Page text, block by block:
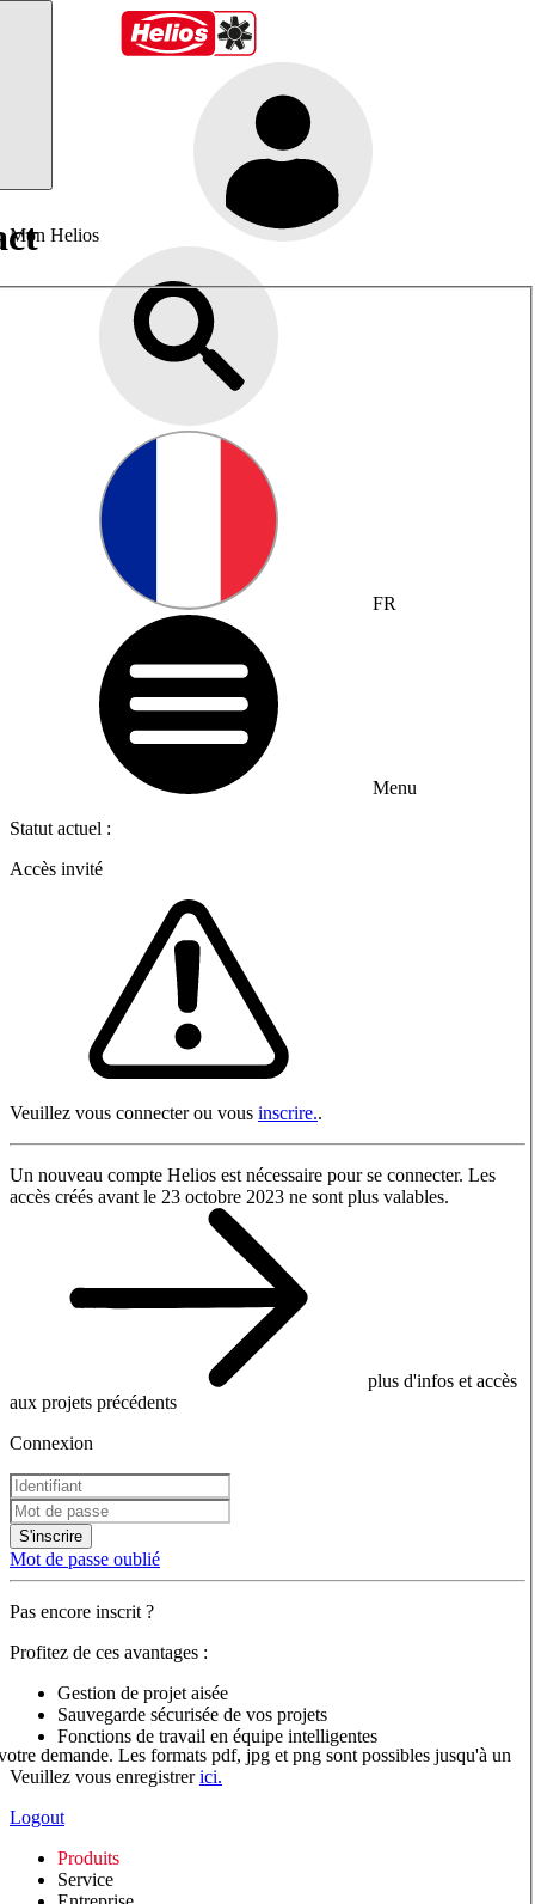
Mon Helios
FR
Menu
Statut actuel :
Accès invité
Veuillez vous connecter ou vous inscrire..
Un nouveau compte Helios est nécessaire pour se connecter. Les
accès créés avant le 23 octobre 2023 ne sont plus valables.
plus d'infos et accès
aux projets précédents
Connexion
S'inscrire
Mot de passe oublié
Pas encore inscrit ?
Profitez de ces avantages :
Gestion de projet aisée
Sauvegarde sécurisée de vos projets
Fonctions de travail en équipe intelligentes
Veuillez vous enregistrerici.
Logout
Produits
Service
demande. Les formats pdf, jpg et png sont possibles jusqu'à un